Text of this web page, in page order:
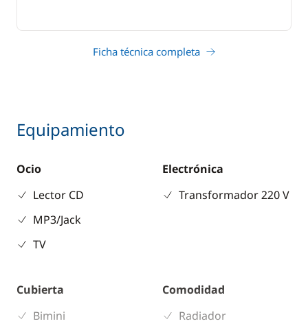
Ficha técnica completa
Equipamiento
Ocio
Lector CD
MP3/Jack
TV
Electrónica
Transformador 220 V
Cubierta
Bimini
Comodidad
Radiador